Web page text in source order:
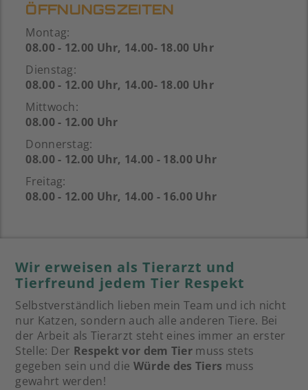
ÖFFNUNGSZEITEN
Montag:
08.00 - 12.00 Uhr, 14.00- 18.00 Uhr
Dienstag:
08.00 - 12.00 Uhr, 14.00- 18.00 Uhr
Mittwoch:
08.00 - 12.00 Uhr
Donnerstag:
08.00 - 12.00 Uhr, 14.00 - 18.00 Uhr
Freitag:
08.00 - 12.00 Uhr, 14.00 - 16.00 Uhr
Wir erweisen als Tierarzt und
Tierfreund jedem Tier Respekt
Selbstverständlich lieben mein Team und ich nicht
nur Katzen, sondern auch alle anderen Tiere. Bei
der Arbeit als Tierarzt steht eines immer an erster
Stelle: Der Respekt vor dem Tier muss stets
gegeben sein und die Würde des Tiers muss
gewahrt werden!